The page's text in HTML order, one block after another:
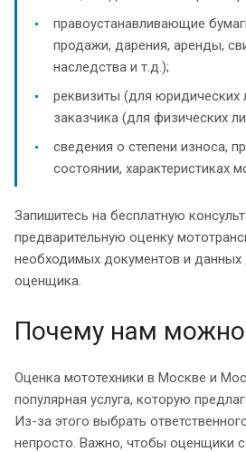
правоустанавливающие
продажи, дарения, аренды,
наследства и т.д.);
реквизиты (для юридических
заказчика (для физических
сведения о степени износа,
состоянии, характеристиках
Запишитесь на бесплатную
предварительную оценку
необходимых документов и данных
оценщика.
Почему нам можно
Оценка мототехники в Москве и
популярная услуга, которую
Из-за этого выбрать
непросто. Важно, чтобы оценщики